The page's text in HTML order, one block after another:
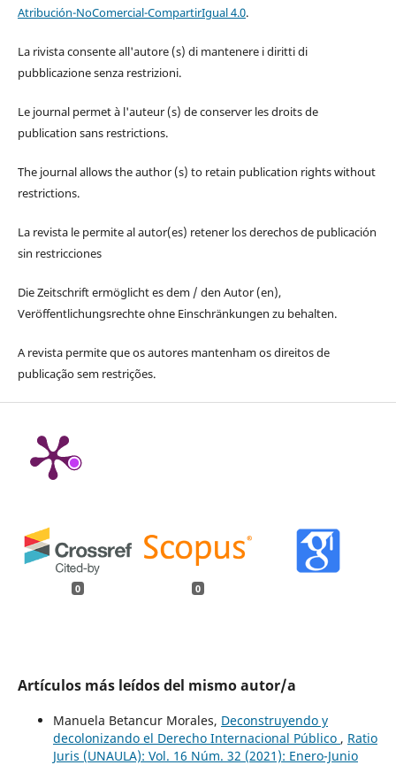
Atribución-NoComercial-CompartirIgual 4.0.
La rivista consente all'autore (s) di mantenere i diritti di
pubblicazione senza restrizioni.
Le journal permet à l'auteur (s) de conserver les droits de
publication sans restrictions.
The journal allows the author (s) to retain publication rights without
restrictions.
La revista le permite al autor(es) retener los derechos de publicación
sin restricciones
Die Zeitschrift ermöglicht es dem / den Autor (en),
Veröffentlichungsrechte ohne Einschränkungen zu behalten.
A revista permite que os autores mantenham os direitos de
publicação sem restrições.
0 0
Artículos más leídos del mismo autor/a
Manuela Betancur Morales, Deconstruyendo y
decolonizando el Derecho Internacional Público , Ratio
Juris (UNAULA): Vol. 16 Núm. 32 (2021): Enero-Junio